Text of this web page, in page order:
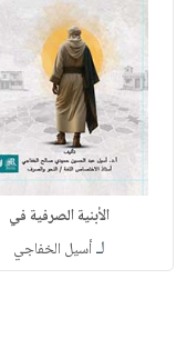
الأبنية الصرفية في
لـأسيل الخفاجي